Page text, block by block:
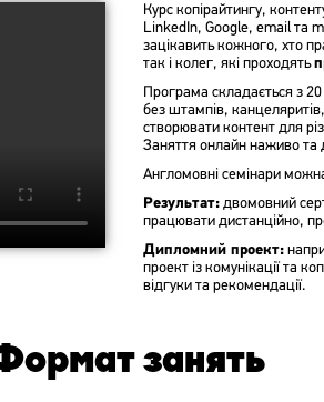
Курс копірайтингу,
LinkedIn, Google, email та
зацікавить кожного, хто
так і колег, які проходять
Програма складається з 20
без штампів,
створювати контент для
Заняття онлайн наживо та
Англомовні семінари
Результат:двомовний
працювати дистанційно,
Дипломний проект:
проект із комунікації та
відгуки та рекомендації.
занять